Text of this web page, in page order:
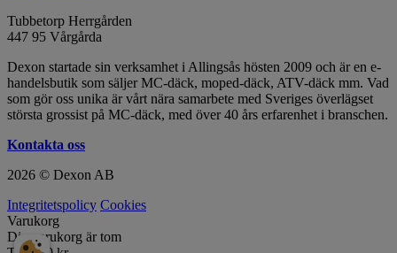
Tubbetorp Herrgården
447 95 Vårgårda
Dexon startade sin verksamhet i Allingsås hösten 2009 och är en e-
handelsbutik som säljer MC-däck, moped-däck, ATV-däck mm. Vad
som gör oss unika är vårt nära samarbete med Sveriges överlägset
största grossist på MC-däck, med över 40 års erfarenhet i branschen.
Kontakta oss
2026 © Dexon AB
Integritetspolicy Cookies
Varukorg
Din varukorg är tom